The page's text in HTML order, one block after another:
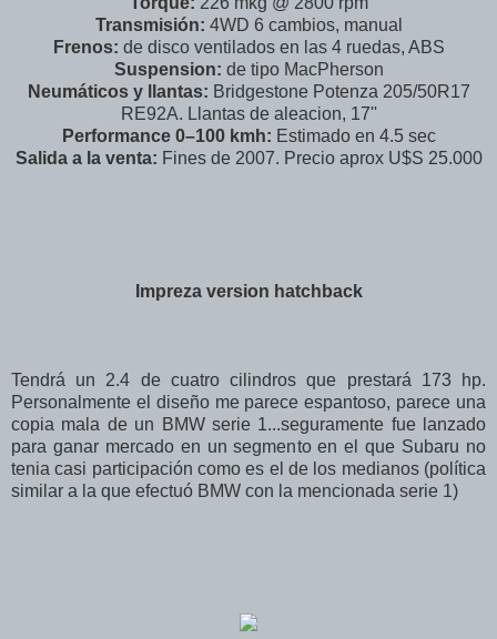
Transmisión: 4WD 6 cambios, manual
Frenos: de disco ventilados en las 4 ruedas, ABS
Suspension: de tipo MacPherson
Neumáticos y llantas: Bridgestone Potenza 205/50R17
RE92A. Llantas de aleacion, 17''
Performance 0–100 kmh: Estimado en 4.5 sec
Salida a la venta: Fines de 2007. Precio aprox U$S 25.000
Impreza version hatchback
Tendrá un 2.4 de cuatro cilindros que prestará 173 hp.
Personalmente el diseño me parece espantoso, parece una
copia mala de un BMW serie 1...seguramente fue lanzado
para ganar mercado en un segmento en el que Subaru no
tenia casi participación como es el de los medianos (política
similar a la que efectuó BMW con la mencionada serie 1)